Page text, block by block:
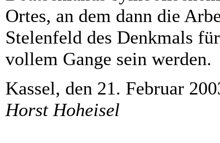
Ortes, an dem dann die
Stelenfeld des Denkmals
vollem Gange sein werden.
Kassel, den 21. Februar
Horst Hoheisel